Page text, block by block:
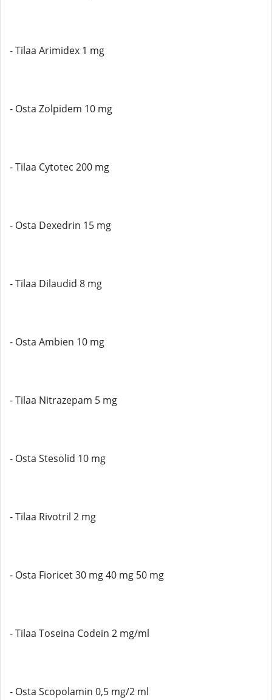
- Tilaa Arimidex 1 mg
- Osta Zolpidem 10 mg
- Tilaa Cytotec 200 mg
- Osta Dexedrin 15 mg
- Tilaa Dilaudid 8 mg
- Osta Ambien 10 mg
- Tilaa Nitrazepam 5 mg
- Osta Stesolid 10 mg
- Tilaa Rivotril 2 mg
- Osta Fioricet 30 mg 40 mg 50 mg
- Tilaa Toseina Codein 2 mg/ml
- Osta Scopolamin 0,5 mg/2 ml